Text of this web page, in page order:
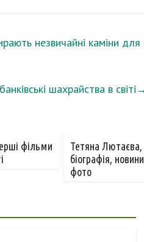
незвичайні каміни для
шахрайства в світі
фільми
Тетяна Лютаєва,
біографія,
фото